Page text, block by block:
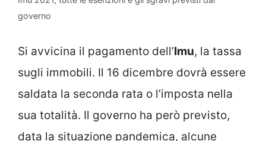
governo
Si avvicina il pagamento dell’Imu, la tassa
sugli immobili. Il 16 dicembre dovrà essere
saldata la seconda rata o l’imposta nella
sua totalità. Il governo ha però previsto,
data la situazione pandemica, alcune